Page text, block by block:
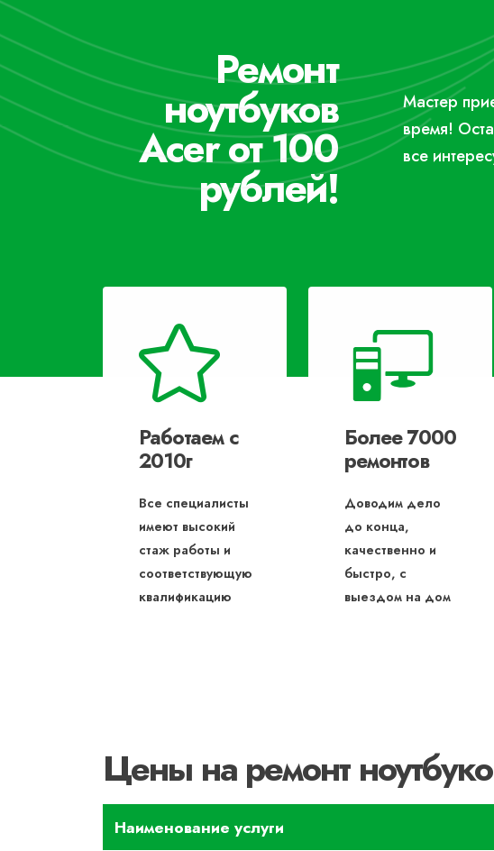
Ремонт
ноутбуков
Acer от 100
рублей!
Мастер
время!
все
Работаем с
2010г
Все специалисты
имеют высокий
стаж работы и
соответствующую
квалификацию
Более 7000
ремонтов
Доводим дело
до конца,
качественно и
быстро, с
выездом на дом
Цены на ремонт
Наименование услуги